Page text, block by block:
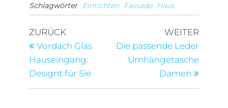
Schlagwörter
Einrichten Fassade Haus
Beitragsnavigation
Vorheriger
Beitrag
ZURÜCK
Vordach Glas
Hauseingang:
Designt für Sie
WEITER
Die passende Leder
Umhängetasche
Damen